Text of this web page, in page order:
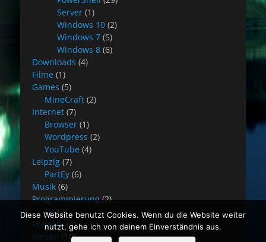
Server (1)
Windows 10 (2)
Windows 7 (5)
Windows 8 (6)
Downloads (4)
Filme (1)
Games (5)
MineCraft (2)
Internet (7)
Browser (1)
Wordpress (2)
YouTube (4)
Leipzig (7)
PartEy (6)
Musik (6)
Programmierung (2)
C#(2)
Projekte (4)
Reisen (10)
Diese Website benutzt Cookies. Wenn du die Website weiter
nutzt, gehe ich von deinem Einverständnis aus.